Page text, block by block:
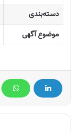
دسته‌بندی
موضوع آگهی